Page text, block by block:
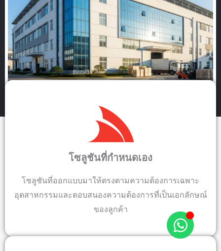
โซลูชันที่กำหนดเอง
โซลูชันที่ออกแบบมาให้ตรงตามความต้องการเฉพาะ
อุตสาหกรรมและตอบสนองความต้องการที่เป็นเอกลักษณ์
ของลูกค้า